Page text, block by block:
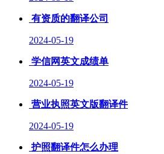
有资质的翻译公司
2024-05-19
学信网英文成绩单
2024-05-19
营业执照英文版翻译件
2024-05-19
护照翻译件怎么办理